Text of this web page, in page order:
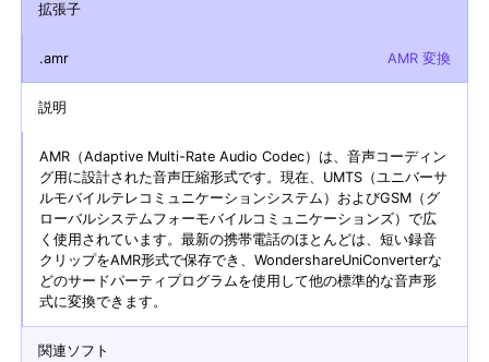
拡張子
.amr AMR 変換
説明
AMR（Adaptive Multi-Rate Audio Codec）は、音声コーディン
グ用に設計された音声圧縮形式です。現在、UMTS（ユニバーサ
ルモバイルテレコミュニケーションシステム）およびGSM（グ
ローバルシステムフォーモバイルコミュニケーションズ）で広
く使用されています。最新の携帯電話のほとんどは、短い録音
クリップをAMR形式で保存でき、WondershareUniConverterな
どのサードパーティプログラムを使用して他の標準的な音声形
式に変換できます。
関連ソフト